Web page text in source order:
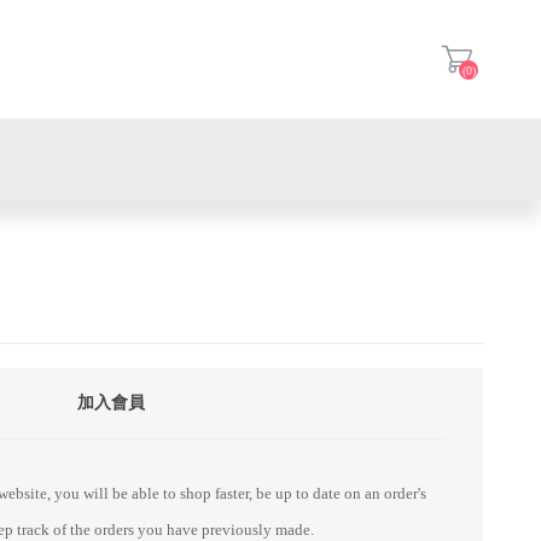
(0)
加入會員
you will be able to shop faster, be up to date on an order's
track of the orders you have previously made.